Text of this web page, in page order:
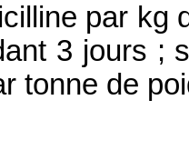
par kg
3 jours ;
tonne de